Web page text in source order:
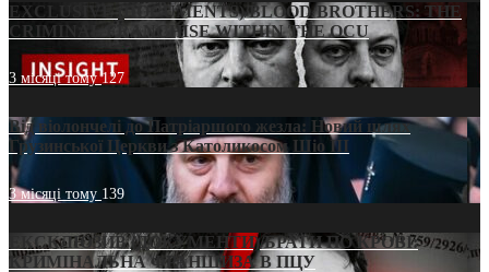
EXCLUSIVE (DOCUMENTS)/BLOOD BROTHERS: THE
CRIMINAL FRANCHISE WITHIN THE OCU
3 місяці тому127
Від віолончелі до Патріаршого жезла: Новий шлях
Грузинської Церкви з Католикосом Шіо III
3 місяці тому 139
ЕКСКЛЮЗИВ (ДОКУМЕНТИ)/БРАТИ ПО КРОВІ:
КРИМІНАЛЬНА ФРАНШИЗА В ПЦУ